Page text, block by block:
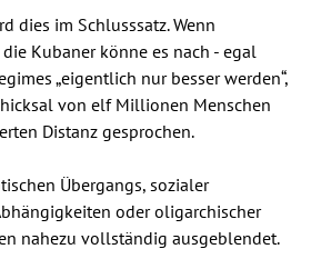
dies im Schlusssatz. Wenn
Kubaner könne es nach - egal
„eigentlich nur besser werden“,
von elf Millionen Menschen
Distanz gesprochen.
Übergangs, sozialer
oder oligarchischer
nahezu vollständig ausgeblendet.